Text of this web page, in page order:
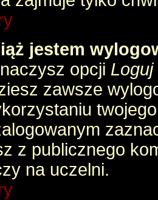
jestem
opcji
zawsze
z publicznego
na uczelni.